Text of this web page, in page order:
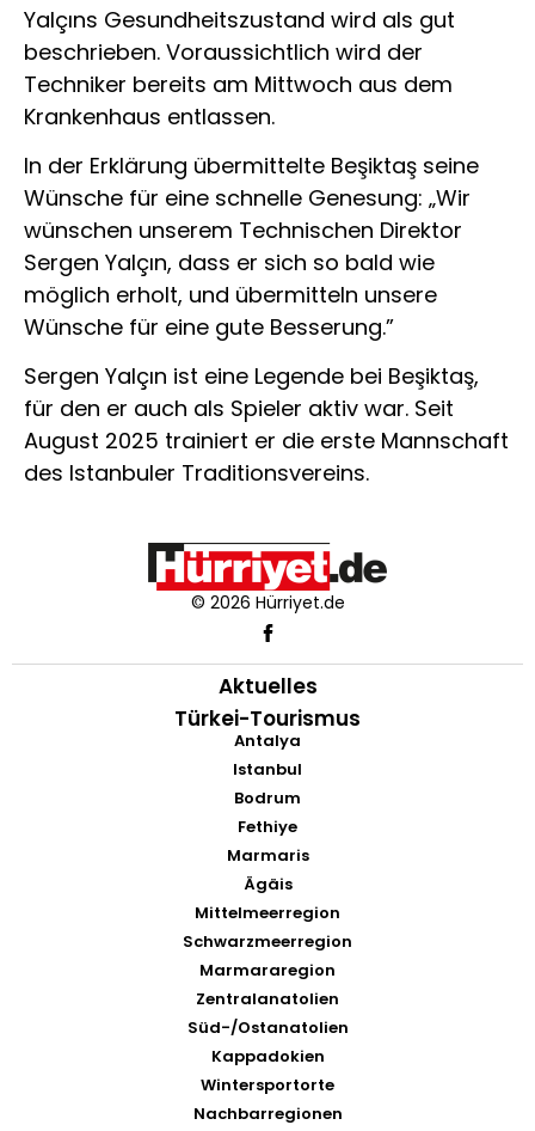
Yalçıns Gesundheitszustand wird als gut
beschrieben. Voraussichtlich wird der
Techniker bereits am Mittwoch aus dem
Krankenhaus entlassen.
In der Erklärung übermittelte Beşiktaş seine
Wünsche für eine schnelle Genesung: „Wir
wünschen unserem Technischen Direktor
Sergen Yalçın, dass er sich so bald wie
möglich erholt, und übermitteln unsere
Wünsche für eine gute Besserung.”
Sergen Yalçın ist eine Legende bei Beşiktaş,
für den er auch als Spieler aktiv war. Seit
August 2025 trainiert er die erste Mannschaft
des Istanbuler Traditionsvereins.
© 2026 Hürriyet.de
Aktuelles
Türkei-Tourismus
Antalya
Istanbul
Bodrum
Fethiye
Marmaris
Ägäis
Mittelmeerregion
Schwarzmeerregion
Marmararegion
Zentralanatolien
Süd-/Ostanatolien
Kappadokien
Wintersportorte
Nachbarregionen